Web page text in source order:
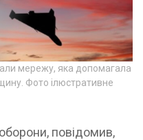
мережу, яка допомагала
Фото ілюстративне
повідомив,